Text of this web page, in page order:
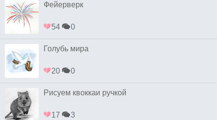
Фейерверк
54 0
Голубь мира
20 0
Рисуем квоккаи ручкой
17 3